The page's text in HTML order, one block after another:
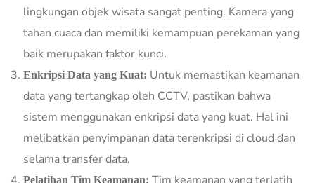
lingkungan objek wisata sangat penting. Kamera yang
tahan cuaca dan memiliki kemampuan perekaman yang
baik merupakan faktor kunci.
Enkripsi Data yang Kuat: Untuk memastikan keamanan
data yang tertangkap oleh CCTV, pastikan bahwa
sistem menggunakan enkripsi data yang kuat. Hal ini
melibatkan penyimpanan data terenkripsi di cloud dan
selama transfer data.
Pelatihan Tim Keamanan: